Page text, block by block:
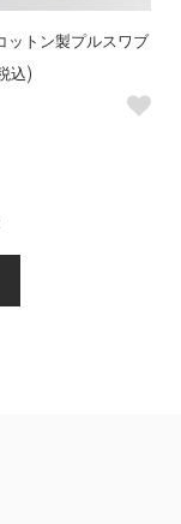
ットン製プルスワブ
込)